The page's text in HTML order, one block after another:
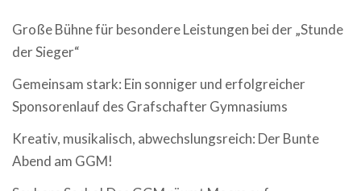
Große Bühne für besondere Leistungen bei der „Stunde
der Sieger“
Gemeinsam stark: Ein sonniger und erfolgreicher
Sponsorenlauf des Grafschafter Gymnasiums
Kreativ, musikalisch, abwechslungsreich: Der Bunte
Abend am GGM!